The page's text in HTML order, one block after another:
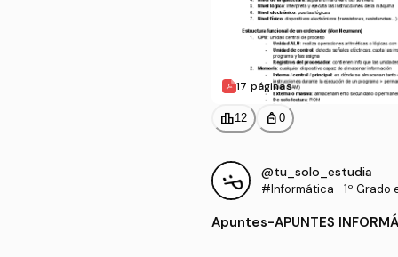
17 páginas
leaderboard12 personal_bag 0
@tu_solo_estudia
#Informática · 1º Grado
Apuntes-APUNTES